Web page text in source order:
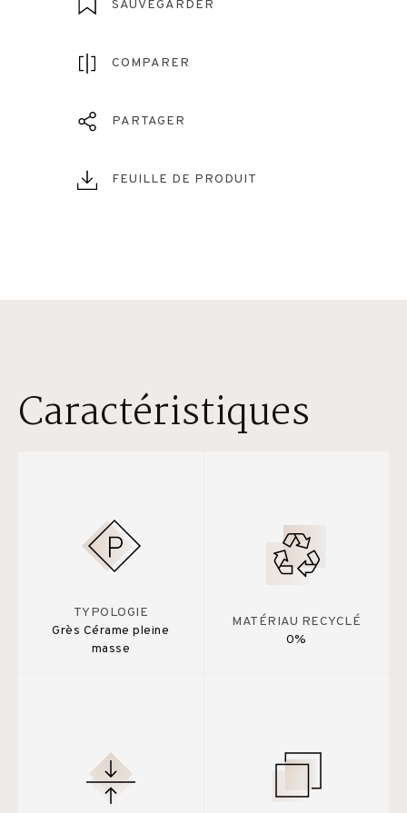
SAUVEGARDER
COMPARER
PARTAGER
FEUILLE DE PRODUIT
Caractéristiques
TYPOLOGIE
Grès Cérame pleine
masse
MATÉRIAU RECYCLÉ
0%